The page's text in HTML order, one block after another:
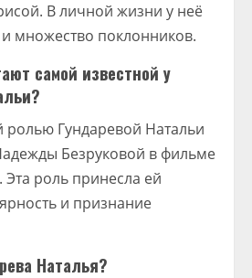
В личной жизни у неё
множество поклонников.
самой известной у
ролью Гундаревой Натальи
Безруковой в фильме
роль принесла ей
и признание
Наталья?